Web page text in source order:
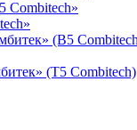
Combitech»
(B5
(T5 Combitech)